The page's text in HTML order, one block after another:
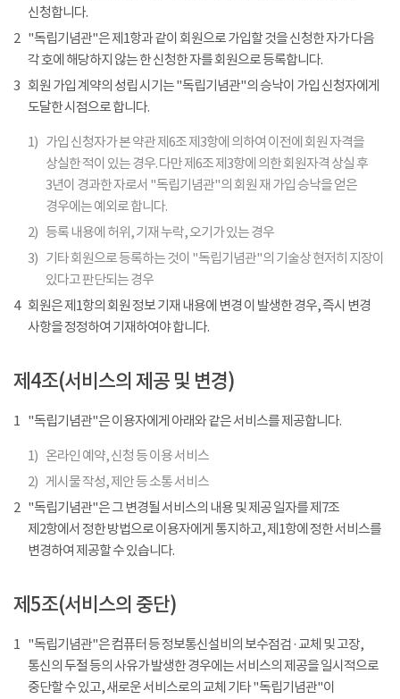
신청합니다.
2 "독립기념관"은 제1항과 같이 회원으로 가입할 것을 신청한 자가 다음
각 호에 해당하지 않는 한 신청한 자를 회원으로 등록합니다.
3 회원 가입 계약의 성립 시기는 "독립기념관"의 승낙이 가입 신청자에게
도달한 시점으로 합니다.
1) 가입 신청자가 본 약관 제6조 제3항에 의하여 이전에 회원 자격을
상실한 적이 있는 경우. 다만 제6조 제3항에 의한 회원자격 상실 후
3년이 경과한 자로서 "독립기념관"의 회원 재 가입 승낙을 얻은
경우에는 예외로 합니다.
2) 등록 내용에 허위, 기재 누락, 오기가 있는 경우
3) 기타 회원으로 등록하는 것이 "독립기념관"의 기술상 현저히 지장이
있다고 판단되는 경우
4
회원은 제1항의 회원 정보 기재 내용에 변경 이 발생한 경우, 즉시 변경
사항을 정정하여 기재하여야 합니다.
제4조(서비스의 제공 및 변경)
1 "독립기념관"은 이용자에게 아래와 같은 서비스를 제공합니다.
1) 온라인 예약, 신청 등 이용 서비스
2) 게시물 작성, 제안 등 소통 서비스
2 "독립기념관"은 그 변경될 서비스의 내용 및 제공 일자를 제7조
제2항에서 정한 방법으로 이용자에게 통지하고, 제1항에 정한 서비스를
변경하여 제공할 수 있습니다.
제5조(서비스의 중단)
1 "독립기념관"은 컴퓨터 등 정보통신설비의 보수점검 · 교체 및 고장,
통신의 두절 등의 사유가 발생한 경우에는 서비스의 제공을 일시적으로
중단할 수 있고, 새로운 서비스로의 교체 기타 "독립기념관"이